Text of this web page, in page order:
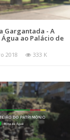
Gargantada - A
ao Palácio de
2018 333 K